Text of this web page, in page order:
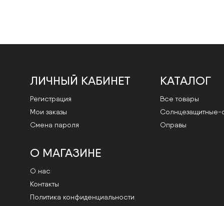
ЛИЧНЫЙ КАБИНЕТ
Регистрация
Мои заказы
Смена пароля
КАТАЛОГ
Все товары
Cолнцезащитные-
Оправы
О МАГАЗИНЕ
О нас
Контакты
Политика конфиденциальности